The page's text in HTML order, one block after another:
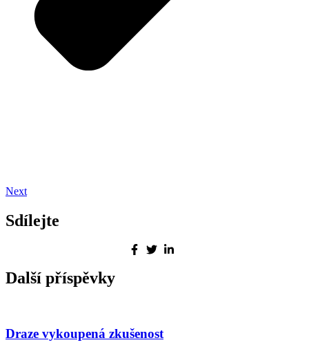
Next
Sdílejte
Další příspěvky
Draze vykoupená zkušenost